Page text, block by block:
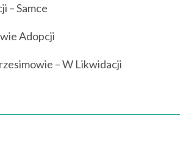
– Samce
Adopcji
– W Likwidacji